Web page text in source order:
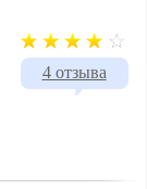
4 отзыва